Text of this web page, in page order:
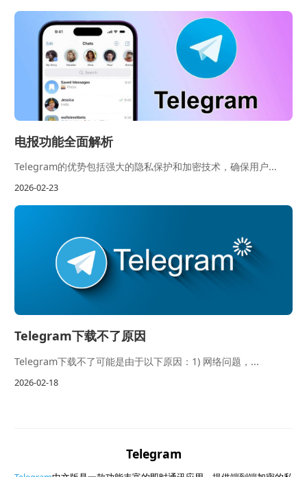
电报功能全面解析
Telegram的优势包括强大的隐私保护和加密技术，确保用户...
2026-02-23
Telegram下载不了原因
Telegram下载不了可能是由于以下原因：1) 网络问题，...
2026-02-18
Telegram